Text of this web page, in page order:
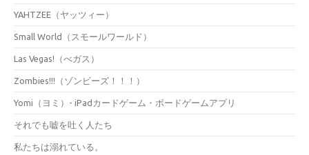
YAHTZEE（ヤッツィー）
Small World（スモールワールド）
Las Vegas!（べガス）
Zombies!!!（ゾンビーズ！！！）
Yomi（ヨミ）- iPadカードゲーム・ボードゲームアプリ
それでも嘘を吐く人たち
私たちは溺れている。